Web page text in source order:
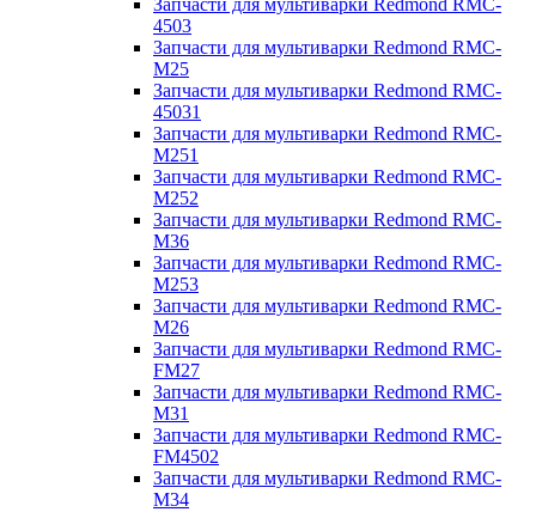
Запчасти для мультиварки Redmond RMC-
4503
Запчасти для мультиварки Redmond RMC-
M25
Запчасти для мультиварки Redmond RMC-
45031
Запчасти для мультиварки Redmond RMC-
M251
Запчасти для мультиварки Redmond RMC-
M252
Запчасти для мультиварки Redmond RMC-
M36
Запчасти для мультиварки Redmond RMC-
M253
Запчасти для мультиварки Redmond RMC-
M26
Запчасти для мультиварки Redmond RMC-
FM27
Запчасти для мультиварки Redmond RMC-
M31
Запчасти для мультиварки Redmond RMC-
FM4502
Запчасти для мультиварки Redmond RMC-
M34